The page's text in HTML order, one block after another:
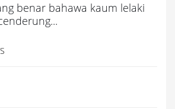
benar bahawa kaum lelaki